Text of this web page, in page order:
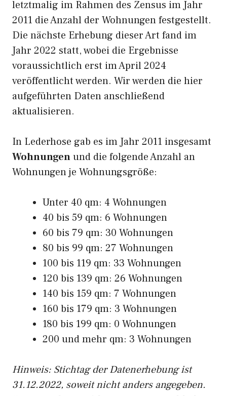
letztmalig im Rahmen des Zensus im Jahr
2011 die Anzahl der Wohnungen festgestellt.
Die nächste Erhebung dieser Art fand im
Jahr 2022 statt, wobei die Ergebnisse
voraussichtlich erst im April 2024
veröffentlicht werden. Wir werden die hier
aufgeführten Daten anschließend
aktualisieren.
In Lederhose gab es im Jahr 2011 insgesamt
Wohnungenund die folgende Anzahl an
Wohnungen je Wohnungsgröße:
Unter 40 qm: 4 Wohnungen
40 bis 59 qm: 6 Wohnungen
60 bis 79 qm: 30 Wohnungen
80 bis 99 qm: 27 Wohnungen
100 bis 119 qm: 33 Wohnungen
120 bis 139 qm: 26 Wohnungen
140 bis 159 qm: 7 Wohnungen
160 bis 179 qm: 3 Wohnungen
180 bis 199 qm: 0 Wohnungen
200 und mehr qm: 3 Wohnungen
Hinweis: Stichtag der Datenerhebung ist
31.12.2022, soweit nicht anders angegeben.